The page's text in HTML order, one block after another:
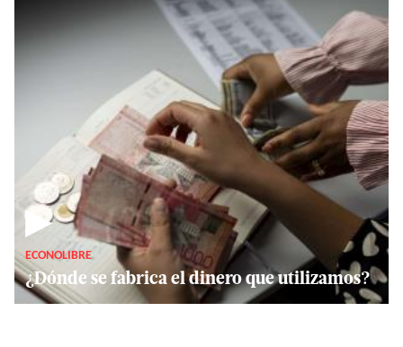
▶
ECONOLIBRE
¿Dónde se fabrica el dinero que utilizamos?